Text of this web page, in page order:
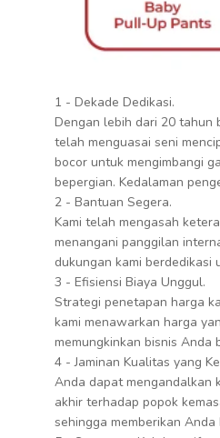
1 - Dekade Dedikasi.
Dengan lebih dari 20 tahun
telah menguasai seni
bocor untuk mengimbangi
bepergian. Kedalaman
2 - Bantuan Segera.
Kami telah mengasah
menangani panggilan
dukungan kami
3 - Efisiensi Biaya Unggul.
Strategi penetapan harga
kami menawarkan harga
memungkinkan bisnis Anda
4 - Jaminan Kualitas yang
Anda dapat mengandalkan
akhir terhadap popok
sehingga memberikan Anda